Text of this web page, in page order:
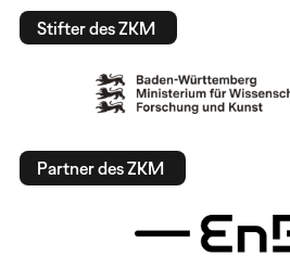
Stifter des ZKM
Partner des ZKM